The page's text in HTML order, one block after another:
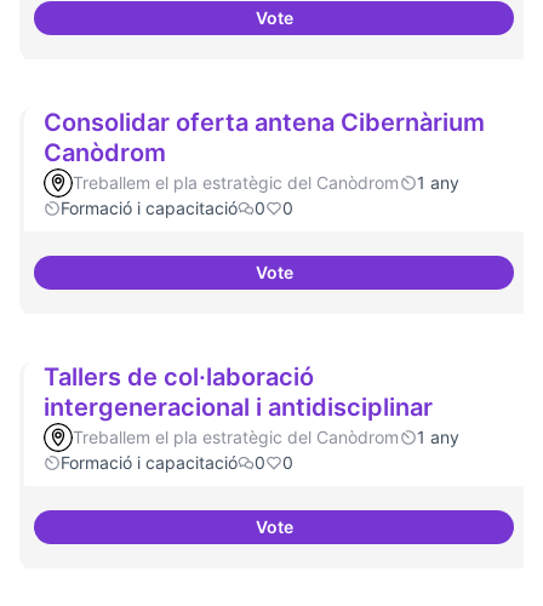
VoteÀrees de formació definides i
Consolidar oferta antena Cibernàrium
Canòdrom
Treballem el pla estratègic del Canòdrom
1 any
Formació i capacitació
0 0
VoteConsolidar oferta antena
Tallers de col·laboració
intergeneracional i antidisciplinar
Treballem el pla estratègic del Canòdrom
1 any
Formació i capacitació
0 0
VoteTallers de col·laboració